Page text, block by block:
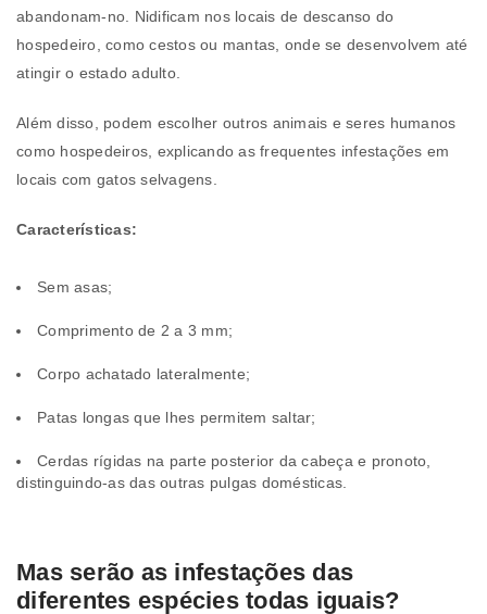
abandonam-no. Nidificam nos locais de descanso do
hospedeiro, como cestos ou mantas, onde se desenvolvem até
atingir o estado adulto.
Além disso, podem escolher outros animais e seres humanos
como hospedeiros, explicando as frequentes infestações em
locais com gatos selvagens.
Características:
Sem asas;
Comprimento de 2 a 3 mm;
Corpo achatado lateralmente;
Patas longas que lhes permitem saltar;
Cerdas rígidas na parte posterior da cabeça e pronoto,
distinguindo-as das outras pulgas domésticas.
Mas serão as infestações das
diferentes espécies todas iguais?